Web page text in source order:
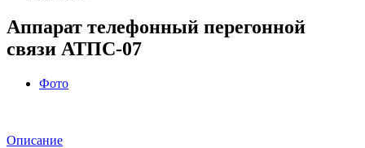
Аппарат телефонный перегонной
связи АТПС‑07
Фото
Описание